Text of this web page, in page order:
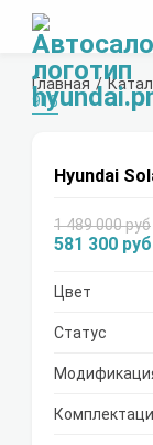
Главная
915
Hyundai
1 489 000 руб
581 300 руб
Цвет
Статус